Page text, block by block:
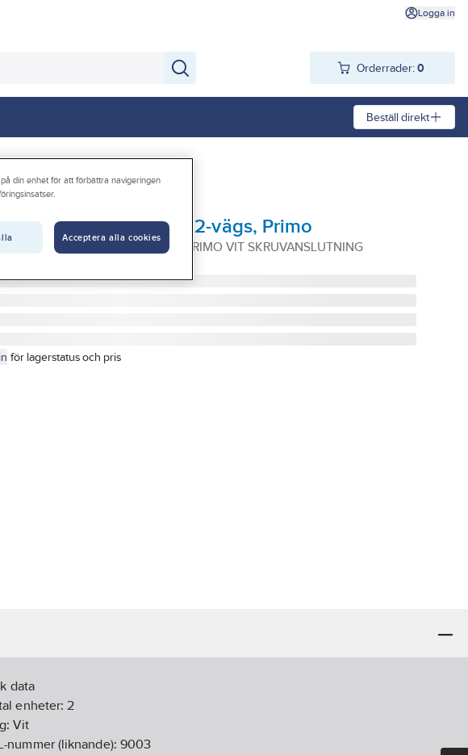
Logga in
Orderrader: 0
Beställ direkt
infällt, ojordat, 2-vägs, Primo
2-V OJORD INF EXXA CT PRIMO VIT SKRUVANSLUTNING
för lagerstatus och pris
data
enheter:2
Vit
nummer (liknande): 9003
din enhet för att förbättra navigeringen
Acceptera alla cookies